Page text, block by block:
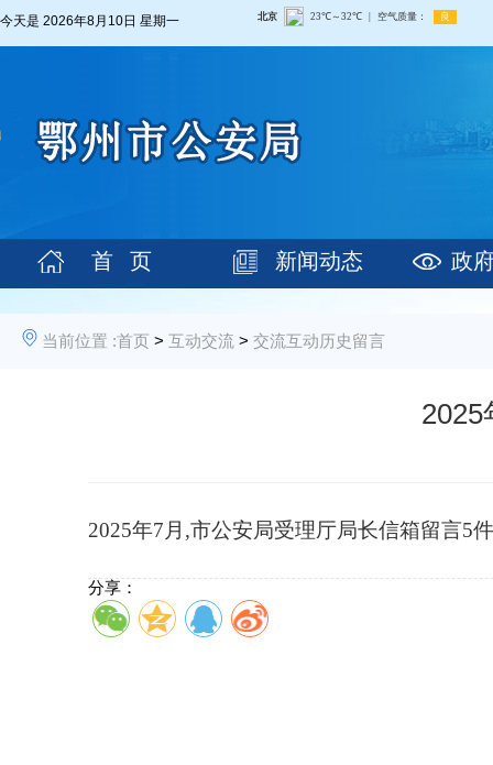
今天是 2026年8月10日 星期一
首 页 新闻动态 政
当前位置 :首页 > 互动交流 > 交流互动历史留言
2025
2025年7月,市公安局受理厅局长信箱留言5
分享：